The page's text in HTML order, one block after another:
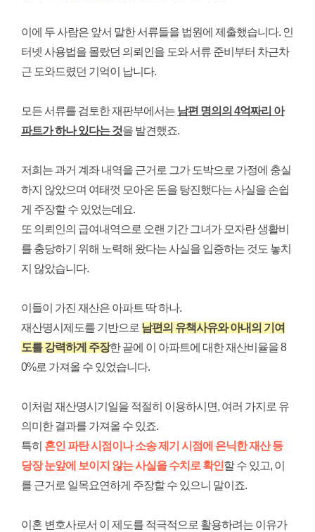
이에 두 사람은 앞서 말한 서류들을 법원에 제출했습니다. 인
터넷 사용법을 몰랐던 의뢰인을 도와 서류 준비부터 차근차
근 도와드렸던 기억이 납니다.
모든 서류를 검토한 재판부에서는 남편 명의의 4억짜리 아
파트가 하나 있다는 것을 발견했죠.
저희는 과거 계좌 내역을 근거로 그가 도박으로 가정에 충실
하지 않았으며 여태껏 모아온 돈을 탕진했다는 사실을 손쉽
게 주장할 수 있었는데요.
또 의뢰인의 급여내역으로 오랜 기간 그녀가 모자란 생활비
를 충당하기 위해 노력해 왔다는 사실을 입증하는 것도 놓치
지 않았습니다.
이들이 가진 재산은 아파트 딱 하나.
재산명시제도를 기반으로 남편의 유책사유와 아내의 기여
도를 강력하게 주장한 끝에 이 아파트에 대한 재산비율을 8
0%로 가져올 수 있었습니다.
이처럼 재산명시기일을 적절히 이용하시면, 여러 가지로 유
의미한 결과를 가져올 수 있죠.
특히 혼인 파탄 시점이나 소송 제기 시점에 은닉한 재산 등
당장 눈앞에 보이지 않는 사실을 수치로 확인할 수 있고, 이
를 근거로 일목요연하게 주장할 수 있으니 말이죠.
이혼 변호사로서 이 제도를 적극적으로 활용하려는 이유가